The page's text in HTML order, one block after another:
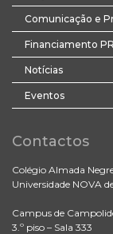
Comunicação e
Financiamento
Notícias
Eventos
Contactos
Colégio Almada
Universidade NOVA
Campus de
3.º piso – Sala 333